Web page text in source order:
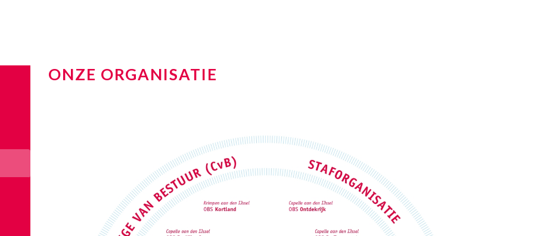
ONZE ORGANISATIE